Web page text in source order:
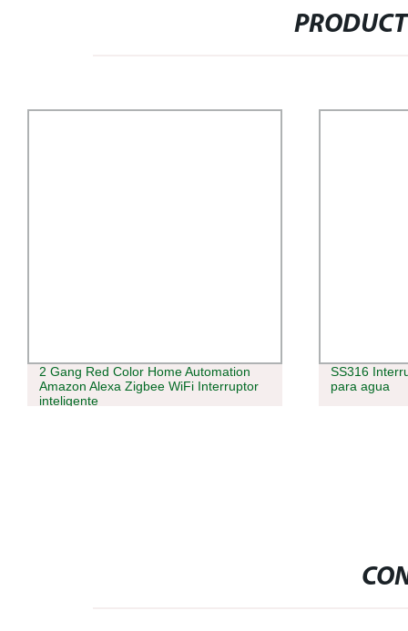
2 Gang Red Color Home Automation
Amazon Alexa Zigbee WiFi Interruptor
inteligente
SS316
para agua